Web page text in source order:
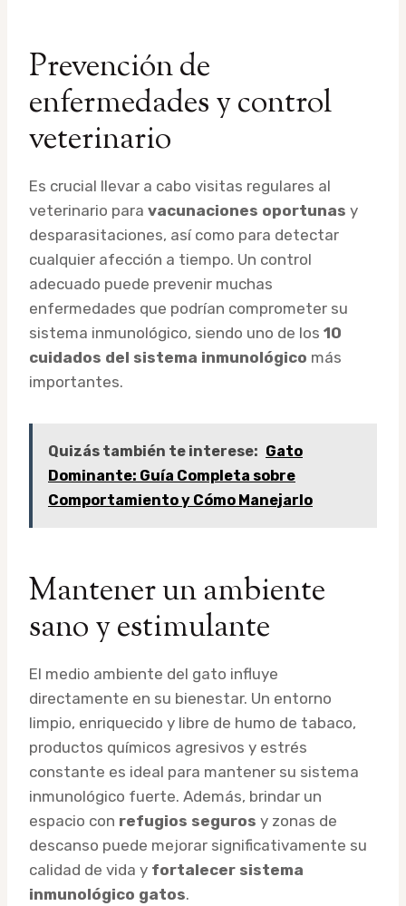
Prevención de
enfermedades y control
veterinario
Es crucial llevar a cabo visitas regulares al
veterinario para vacunaciones oportunas y
desparasitaciones, así como para detectar
cualquier afección a tiempo. Un control
adecuado puede prevenir muchas
enfermedades que podrían comprometer su
sistema inmunológico, siendo uno de los 10
cuidados del sistema inmunológico más
importantes.
Quizás también te interese: Gato
Dominante: Guía Completa sobre
Comportamiento y Cómo Manejarlo
Mantener un ambiente
sano y estimulante
El medio ambiente del gato influye
directamente en su bienestar. Un entorno
limpio, enriquecido y libre de humo de tabaco,
productos químicos agresivos y estrés
constante es ideal para mantener su sistema
inmunológico fuerte. Además, brindar un
espacio con refugios seguros y zonas de
descanso puede mejorar significativamente su
calidad de vida y fortalecer sistema
inmunológico gatos.